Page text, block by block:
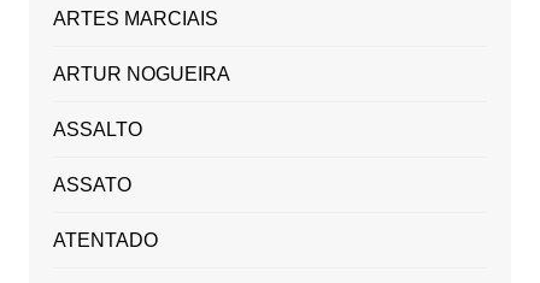
ARTES MARCIAIS
ARTUR NOGUEIRA
ASSALTO
ASSATO
ATENTADO